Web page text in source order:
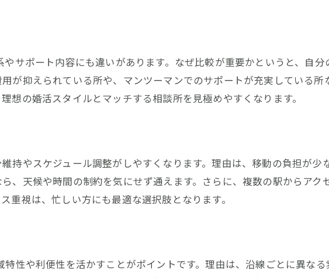
クセス重視の結婚相談所選びのコツ
理想の婚活環境を沿線で探すメリット
を抑えた結婚相談所活用術を解説
婚相談所の料金を抑えるための工夫
く婚活するなら費用対効果を重視
結婚相談所利用時の予算管理方法
サポート内容にも違いがあります。なぜ比較が重要かというと、自分
が抑えられている所や、マンツーマンでのサポートが充実している所
想の婚活スタイルとマッチする相談所を見極めやすくなります。
持やスケジュール調整がしやすくなります。理由は、移動の負担が少
、天候や時間の制約を気にせず通えます。さらに、複数の駅からアク
重視は、忙しい方にも最適な選択肢となります。
性や利便性を活かすことがポイントです。理由は、沿線ごとに異な